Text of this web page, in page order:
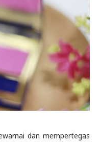
dan mempertegas